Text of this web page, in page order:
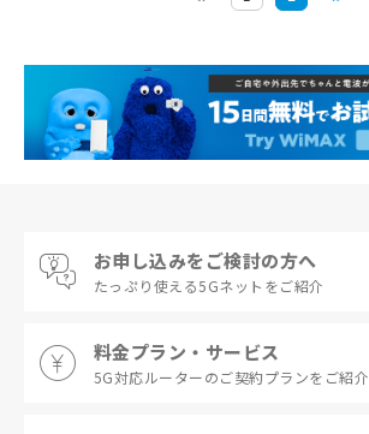
お申し込みをご検討の方へ
たっぷり使える5Gネットをご紹介
料金プラン・サービス
5G対応ルーターのご契約プランをご紹介